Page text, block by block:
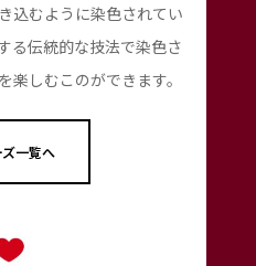
込むように染色されてい
る伝統的な技法で染色さ
楽しむこのができます。
一覧へ